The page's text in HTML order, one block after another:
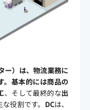
ー）は、物流業務に
。基本的には商品の
、そして最終的な出
役割です。 DCは、